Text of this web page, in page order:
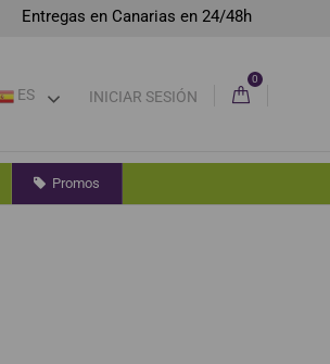
Entregas en Canarias en 24/48h
ES INICIAR SESIÓN
0
Promos